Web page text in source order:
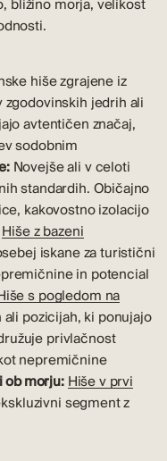
bližino morja, velikost
hiše zgrajene iz
jedrih ali
avtentičen značaj,
sodobnim
Novejše ali v celoti
standardih. Običajno
kakovostno izolacijo
Hiše z bazeni
iskane za turistični
in potencial
s pogledom na
pozicijah, ki ponujajo
privlačnost
nepremičnine
ob morju: Hiše v prvi
segment z